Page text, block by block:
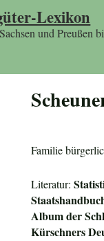
Lexikon
und Preußen
Familie
Literatur:
Album der
Kürschners